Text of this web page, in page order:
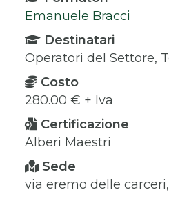
Emanuele Bracci
Destinatari
Operatori del Settore,
Costo
280.00 € + Iva
Certificazione
Alberi Maestri
Sede
via eremo delle